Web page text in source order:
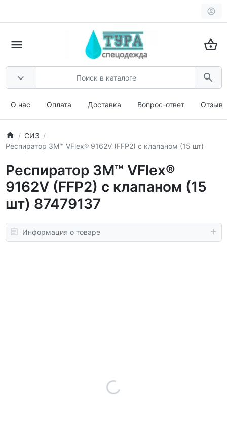
О нас Оплата Доставка Вопрос-ответ
СИЗ
Респиратор 3М™ VFlex® 9162V (FFP2) c клапаном (15 шт)
Респиратор 3М™ VFlex®
9162V (FFP2) c клапаном (15
шт) 87479137
Информация о товаре